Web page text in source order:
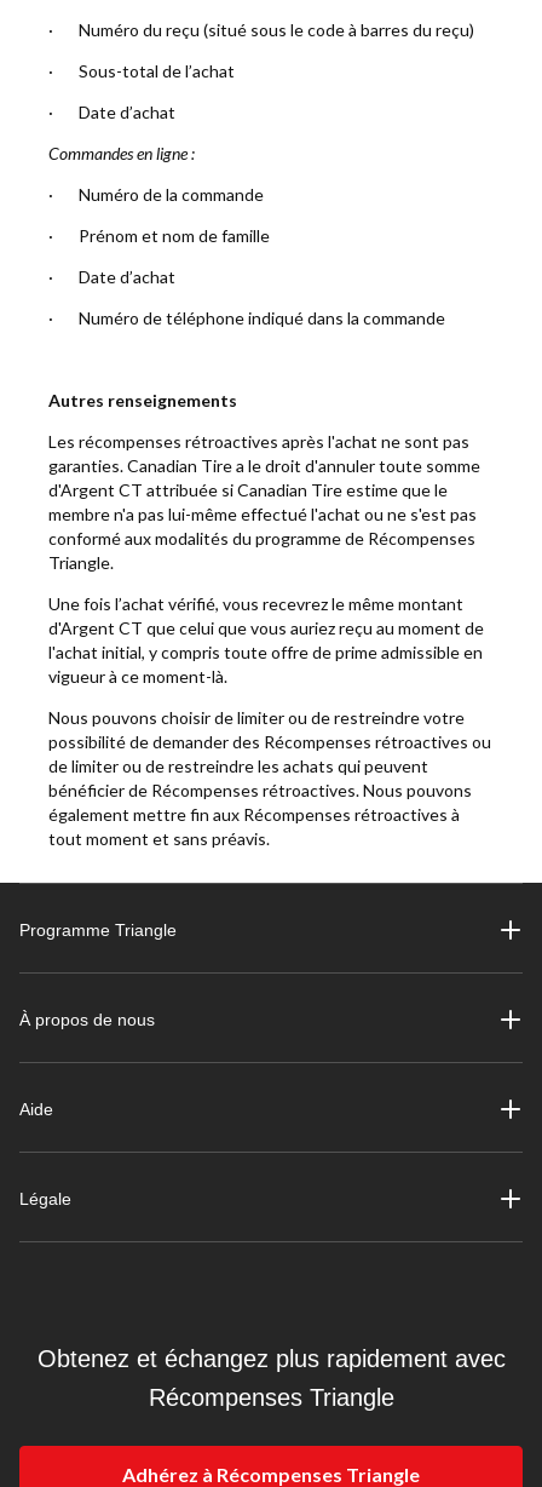
· Numéro du reçu (situé sous le code à barres du reçu)
· Sous-total de l’achat
· Date d’achat
Commandes en ligne :
· Numéro de la commande
· Prénom et nom de famille
· Date d’achat
· Numéro de téléphone indiqué dans la commande
Autres renseignements
Les récompenses rétroactives après l'achat ne sont pas
garanties. Canadian Tire a le droit d'annuler toute somme
d'Argent CT attribuée si Canadian Tire estime que le
membre n'a pas lui-même effectué l'achat ou ne s'est pas
conformé aux modalités du programme de Récompenses
Triangle.
Une fois l’achat vérifié, vous recevrez le même montant
d'Argent CT que celui que vous auriez reçu au moment de
l'achat initial, y compris toute offre de prime admissible en
vigueur à ce moment-là.
Nous pouvons choisir de limiter ou de restreindre votre
possibilité de demander des Récompenses rétroactives ou
de limiter ou de restreindre les achats qui peuvent
bénéficier de Récompenses rétroactives. Nous pouvons
également mettre fin aux Récompenses rétroactives à
tout moment et sans préavis.
Programme Triangle
À propos de nous
Aide
Légale
Obtenez et échangez plus rapidement avec
Récompenses Triangle
Adhérez à Récompenses Triangle